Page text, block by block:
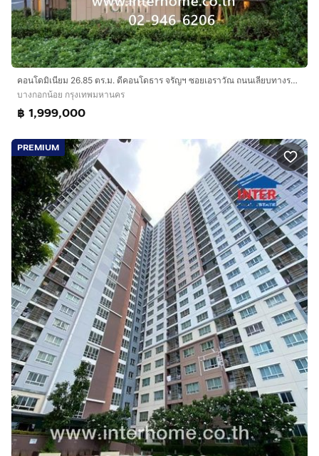
คอนโดมิเนียม 26.85 ตร.ม. ดีคอนโดธาร จรัญฯ ซอยเอราวัณ ถนนเลียบทางรถไฟตลิ่งชัน ถนนบรมราชชนนี เขตบางกอกน้อย กรุงเทพมหานคร
บางกอกน้อย กรุงเทพมหานคร
฿ 1,999,000
PREMIUM